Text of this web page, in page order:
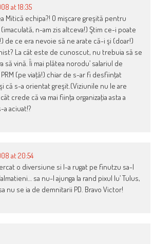
at 18:35
Mitică echipa?! O mişcare greşită pentru
(imaculată, n-am zis altceva!) Ştim ce-i poate
de ce era nevoie să ne arate că-i şi (doar!)
La cât este de cunoscut, nu trebuia să se
să vină. Îi mai plătea norodu’ salariul de
(pe viaţă!) chiar de s-ar fi desfiinţat
că s-a orientat greşit.(Viziunile nu le are
crede că va mai fiinţa organizaţia asta a
a aciuat!?
at 20:54
o diversiune si l-a rugat pe finutzu sa-l
sa nu-l ajunga la rand pixul lu’ Tulus,
nu se ia de demnitarii PD. Bravo Victor!